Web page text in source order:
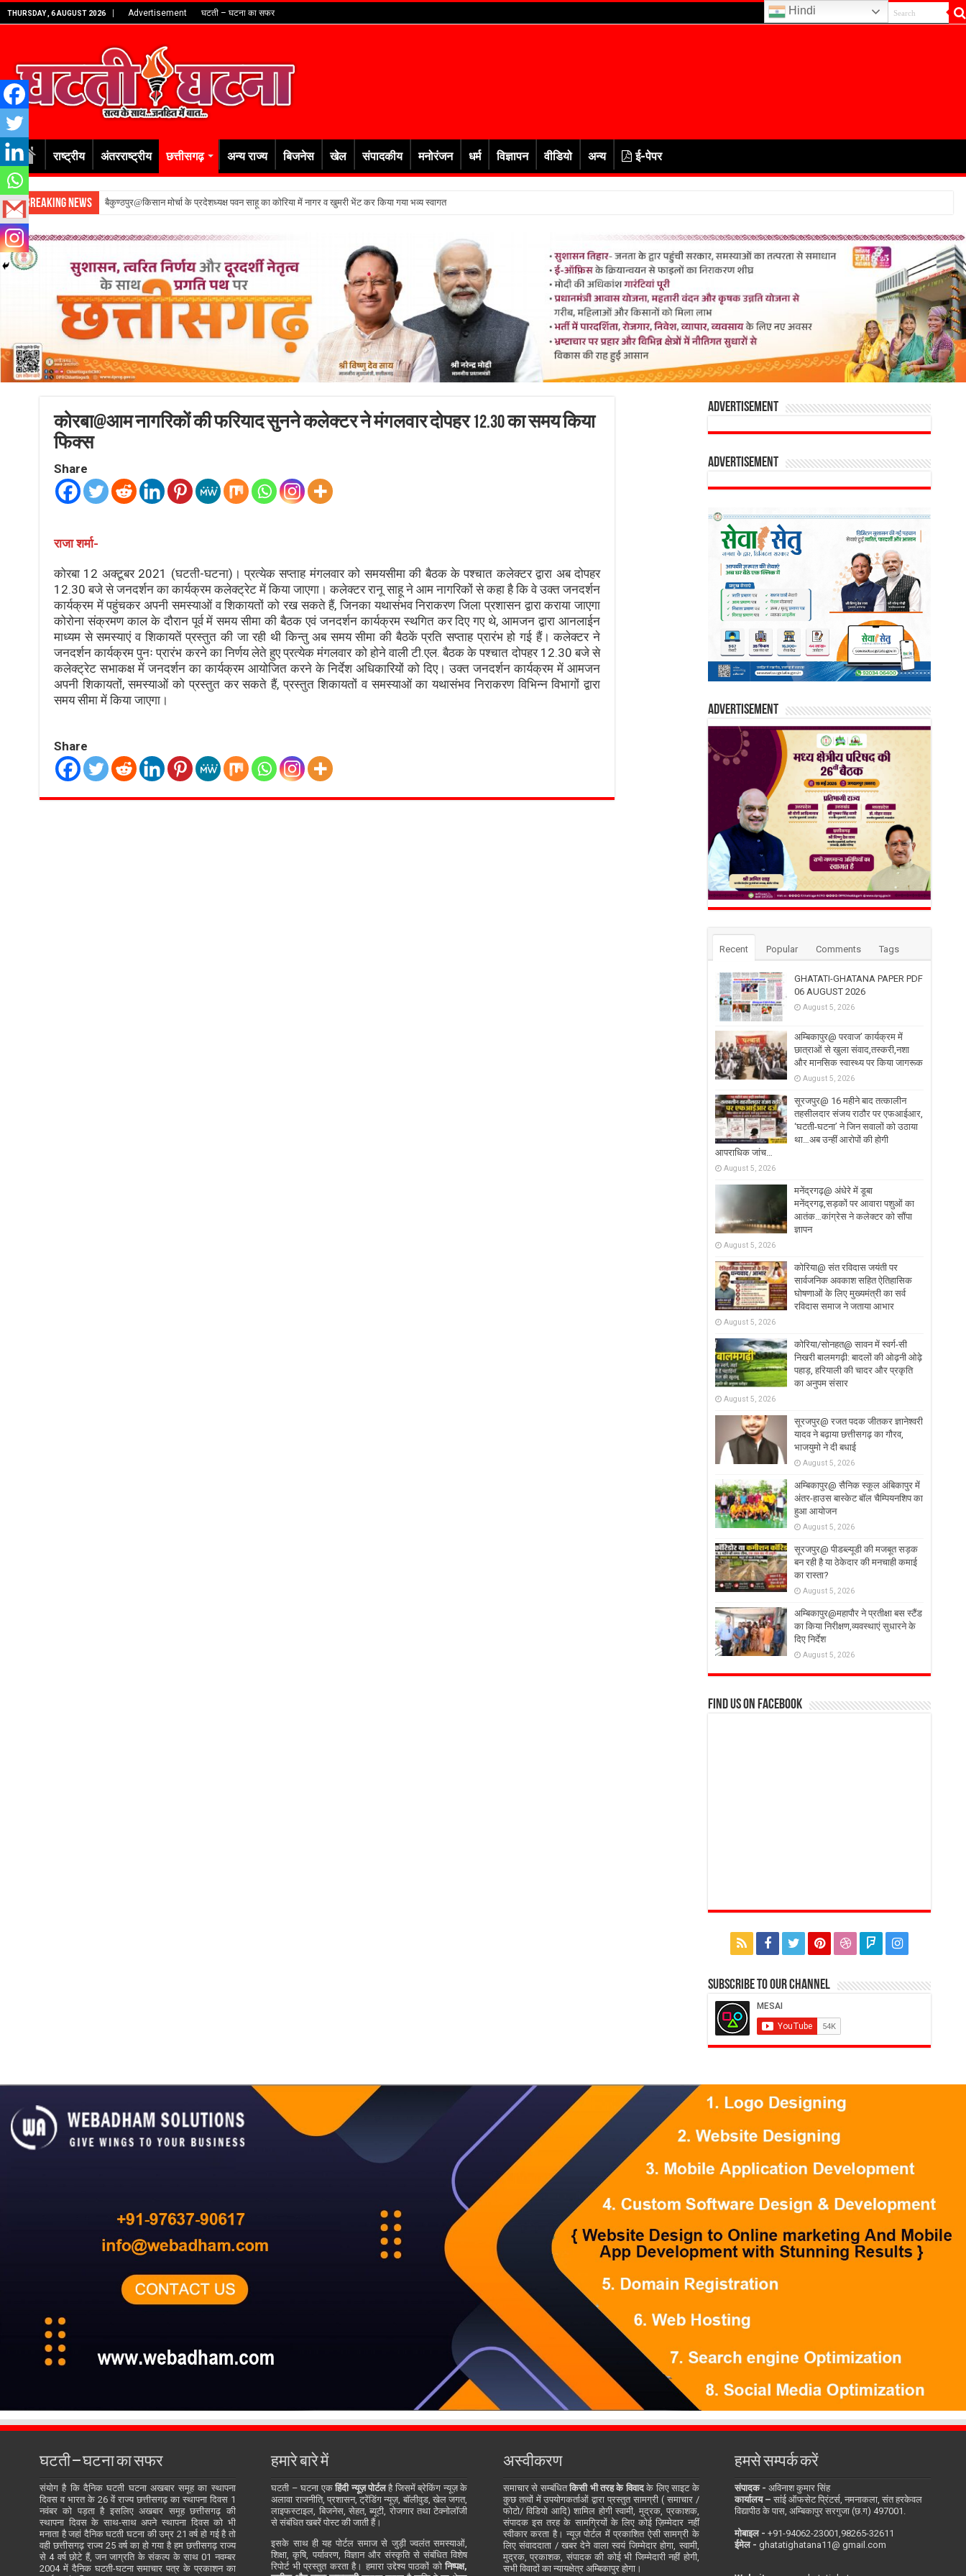
THURSDAY , 6 AUGUST 2026 Advertisement घटती – घटना का सफर
राष्ट्रीय अंतरराष्ट्रीय छत्तीसगढ़ अन्य राज्य बिजनेस खेल संपादकीय मनोरंजन धर्म विज्ञापन वीडियो अन्य ई-पेपर
Breaking News बैकुण्ठपुर@किसान मोर्चा के प्रदेशध्यक्ष पवन साहू का कोरिया में नागर व खुमरी भेंट कर किया गया भव्य स्वागत
कोरबा@आम नागरिकों की फरियाद सुनने कलेक्टर ने मंगलवार दोपहर 12.30 का समय किया
फिक्स
Share
राजा शर्मा-
कोरबा 12 अक्टूबर 2021 (घटती-घटना)। प्रत्येक सप्ताह मंगलवार को समयसीमा की बैठक के पश्चात कलेक्टर द्वारा अब दोपहर
12.30 बजे से जनदर्शन का कार्यक्रम कलेक्ट्रेट में किया जाएगा। कलेक्टर रानू साहू ने आम नागरिकों से कहा है कि वे उक्त जनदर्शन
कार्यक्रम में पहुंचकर अपनी समस्याओं व शिकायतों को रख सकते हैं, जिनका यथासंभव निराकरण जिला प्रशासन द्वारा कराया जाएगा
कोरोना संक्रमण काल के दौरान पूर्व में समय सीमा की बैठक एवं जनदर्शन कार्यक्रम स्थगित कर दिए गए थे, आमजन द्वारा आनलाईन
माध्यम से समस्याएं व शिकायतें प्रस्तुत की जा रही थी किन्तु अब समय सीमा की बैठकें प्रति सप्ताह प्रारंभ हो गई हैं। कलेक्टर ने
जनदर्शन कार्यक्रम पुनः प्रारंभ करने का निर्णय लेते हुए प्रत्येक मंगलवार को होने वाली टी.एल. बैठक के पश्चात दोपहर 12.30 बजे से
कलेक्ट्रेट सभाकक्ष में जनदर्शन का कार्यक्रम आयोजित करने के निर्देश अधिकारियों को दिए। उक्त जनदर्शन कार्यक्रम में आमजन
अपनी शिकायतों, समस्याओं को प्रस्तुत कर सकते हैं, प्रस्तुत शिकायतों व समस्याओं का यथासंभव निराकरण विभिन्न विभागों द्वारा
समय सीमा में किया जाएगा।
Share
Advertisement
Advertisement
Advertisement
Recent Popular Comments Tags
GHATATI-GHATANA PAPER PDF
06 AUGUST 2026
August 5, 2026
अम्बिकापुर@ परवाज’ कार्यक्रम में
छात्राओं से खुला संवाद,तस्करी,नशा
और मानसिक स्वास्थ्य पर किया जागरूक
August 5, 2026
सूरजपुर@ 16 महीने बाद तत्कालीन
तहसीलदार संजय राठौर पर एफआईआर,
‘घटती-घटना’ ने जिन सवालों को उठाया
था…अब उन्हीं आरोपों की होगी
आपराधिक जांच…
August 5, 2026
मनेंद्रगढ़@ अंधेरे में डूबा
मनेंद्रगढ़,सड़कों पर आवारा पशुओं का
आतंक…कांग्रेस ने कलेक्टर को सौंपा
ज्ञापन
August 5, 2026
कोरिया@ संत रविदास जयंती पर
सार्वजनिक अवकाश सहित ऐतिहासिक
घोषणाओं के लिए मुख्यमंत्री का सर्व
रविदास समाज ने जताया आभार
August 5, 2026
कोरिया/सोनहत@ सावन में स्वर्ग-सी
निखरी बालमगढ़ी: बादलों की ओढ़नी ओढ़े
पहाड़, हरियाली की चादर और प्रकृति
का अनुपम संसार
August 5, 2026
सूरजपुर@ रजत पदक जीतकर ज्ञानेश्वरी
यादव ने बढ़ाया छत्तीसगढ़ का गौरव,
भाजयुमो ने दी बधाई
August 5, 2026
अम्बिकापुर@ सैनिक स्कूल अंबिकापुर में
अंतर-हाउस बास्केट बॉल चैम्पियनशिप का
हुआ आयोजन
August 5, 2026
सूरजपुर@ पीडब्ल्यूडी की मजबूत सड़क
बन रही है या ठेकेदार की मनचाही कमाई
का रास्ता?
August 5, 2026
अम्बिकापुर@महापौर ने प्रतीक्षा बस स्टैंड
का किया निरीक्षण,व्यवस्थाएं सुधारने के
दिए निर्देश
August 5, 2026
Find us on Facebook
Subscribe to our Channel
घटती – घटना का सफर
संयोग है कि दैनिक घटती घटना अखबार समूह का स्थापना
दिवस व भारत के 26 वें राज्य छत्तीसगढ़ का स्थापना दिवस 1
नवंबर को पड़ता है इसलिए अखबार समूह छत्तीसगढ़ की
स्थापना दिवस के साथ-साथ अपने स्थापना दिवस को भी
मनाता है जहां दैनिक घटती घटना की उम्र 21 वर्ष हो गई है तो
वही छत्तीसगढ़ राज्य 25 वर्ष का हो गया है हम छत्तीसगढ़ राज्य
से 4 वर्ष छोटे हैं, जन जाग्रति के संकल्प के साथ 01 नवम्बर
2004 में दैनिक घटती-घटना समाचार पत्र के प्रकाशन का
हमारे बारे में
घटती – घटना एकहिंदी न्यूज़ पोर्टलहै जिसमें ब्रेकिंग न्यूज़ के
अलावा राजनीति, प्रशासन, ट्रेंडिंग न्यूज़, बॉलीवुड, खेल जगत,
लाइफस्टाइल, बिजनेस, सेहत, ब्यूटी, रोजगार तथा टेक्नोलॉजी
से संबंधित खबरें पोस्ट की जाती हैं।
इसके साथ ही यह पोर्टल समाज से जुड़ी ज्वलंत समस्याओं,
शिक्षा, कृषि, पर्यावरण, विज्ञान और संस्कृति से संबंधित विशेष
रिपोर्ट भी प्रस्तुत करता है। हमारा उद्देश्य पाठकों कोनिष्पक्ष,
अस्वीकरण
समाचार से सम्बंधितकिसी भी तरह के विवादके लिए साइट के
कुछ तत्वों में उपयोगकर्ताओं द्वारा प्रस्तुत सामग्री ( समाचार /
फोटो/ विडियो आदि) शामिल होगी स्वामी, मुद्रक, प्रकाशक,
संपादक इस तरह के सामग्रियों के लिए कोई ज़िम्मेदार नहीं
स्वीकार करता है। न्यूज़ पोर्टल में प्रकाशित ऐसी सामग्री के
लिए संवाददाता / खबर देने वाला स्वयं जिम्मेदार होगा, स्वामी,
मुद्रक, प्रकाशक, संपादक की कोई भी जिम्मेदारी नहीं होगी,
सभी विवादों का न्यायक्षेत्र अम्बिकापुर होगा।
हमसे सम्पर्क करें
संपादक -अविनाश कुमार सिंह
कार्यालय –सांई ऑफसेट प्रिंटर्स, नमनाकला, संत हरकेवल
विद्यापीठ के पास, अम्बिकापुर सरगुजा (छ.ग) 497001.
मोबाइल - ‪+91-94062-23001‬,98265-32611
ईमेल -ghatatighatana11@ gmail.com
Hindi